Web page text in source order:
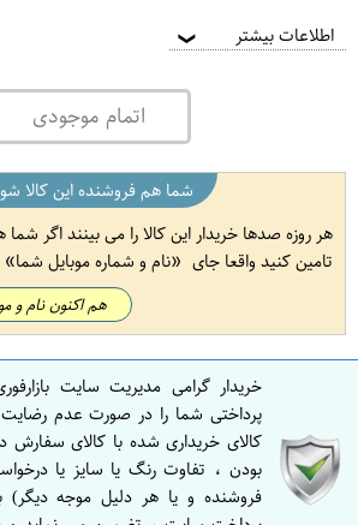
اطلاعات بیشتر ❯
اتمام موجودی
شما هم فروشنده این کالا
هر روزه صدها خریدار این کالا را می بینند اگر شما
تامین کنید واقعا جای
نام و شماره موبایل شما
هم اکنون نام و
خریدار گرامی مدیریت سایت
پرداختی شما را در صورت عدم
کالای خریداری شده با کالای سفارش
بودن ، تفاوت رنگ یا سایز یا
فروشنده و یا هر دلیل موجه دیگر)